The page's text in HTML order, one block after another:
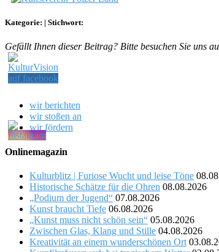
Kategorie: | Stichwort:
Gefällt Ihnen dieser Beitrag? Bitte besuchen Sie uns
wir berichten
wir stoßen an
wir fördern
Onlinemagazin
Kulturblitz | Furiose Wucht und leise Töne
Historische Schätze für die Ohren 08.08.2026
„Podium der Jugend“ 07.08.2026
Kunst braucht Tiefe 06.08.2026
„Kunst muss nicht schön sein“ 05.08.2026
Zwischen Glas, Klang und Stille 04.08.2026
Kreativität an einem wunderschönen Ort